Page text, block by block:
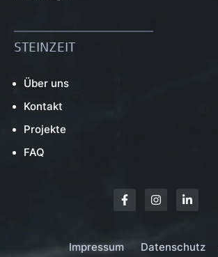
STEINZEIT
Über uns
Kontakt
Projekte
FAQ
Impressum Datenschutz